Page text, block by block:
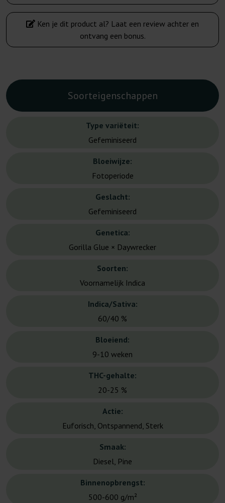
Ken je dit product al? Laat een review achter en
ontvang een bonus.
Soorteigenschappen
Type variëteit:
Gefeminiseerd
Bloeiwijze:
Fotoperiode
Geslacht:
Gefeminiseerd
Genetica:
Gorilla Glue × Daywrecker
Soorten:
Voornamelijk Indica
Indica/Sativa:
60/40 %
Bloeiend:
9-10 weken
THC-gehalte:
20-25 %
Actie:
Euforisch, Ontspannend, Sterk
Smaak:
Diesel, Pine
Binnenopbrengst:
500-600 g/m²